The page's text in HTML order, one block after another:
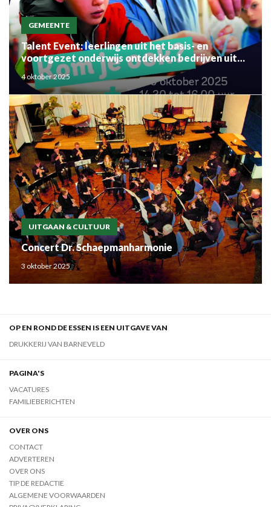
GEMEENTE
Talent Event: leerlingen uit het basis- en
voortgezet onderwijs ontdekken bedrijven uit
de regio
4 oktober 2025
UITGAAN & CULTUUR
Concert Dr. Schaepmanharmonie
3 oktober 2025
OP EN ROND DE ESSEN IS EEN UITGAVE VAN
DRUKKERIJ VAN BARNEVELD
PAGINA'S
VACATURES
FAMILIEBERICHTEN
OVER ONS
CONTACT
ADVERTEREN
OVER ONS
TIP DE REDACTIE
ALGEMENE VOORWAARDEN